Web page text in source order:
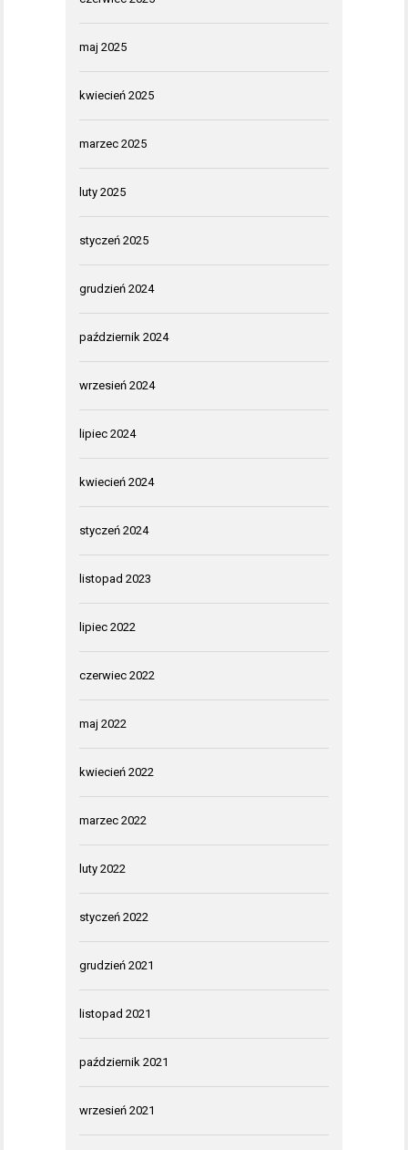
maj 2025
kwiecień 2025
marzec 2025
luty 2025
styczeń 2025
grudzień 2024
październik 2024
wrzesień 2024
lipiec 2024
kwiecień 2024
styczeń 2024
listopad 2023
lipiec 2022
czerwiec 2022
maj 2022
kwiecień 2022
marzec 2022
luty 2022
styczeń 2022
grudzień 2021
listopad 2021
październik 2021
wrzesień 2021